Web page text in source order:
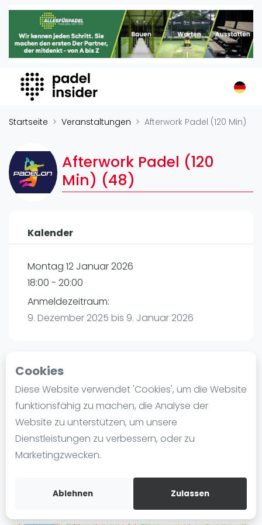
Cookies
Diese Website verwendet 'Cookies', um die Website
funktionsfähig zu machen, die Analyse der
Website zu unterstützen, um unsere
Dienstleistungen zu verbessern, oder zu
Marketingzwecken.
Ablehnen Zulassen
Padel Insider
Home
Organisationen
Buchungssysteme
Padel-Shops
Padelplatzbauer
Verschiedenes
Veranstaltungen
International
Ranking
Männer
Frauen
Blog
Die Geschichte von Padel
Regeln und Punktzählung
Padel Schläge
Video
Startseite Veranstaltungen Afterwork Padel (120 Min)
Afterwork Padel (120
Min) (48)
Kalender
Montag 12 Januar 2026
18:00 - 20:00
Anmeldezeitraum:
9. Dezember 2025 bis 9. Januar 2026
Playtomic (Abgesagt))
Padelon Essen | Essen
Worringstr. 250a
45289Essen
Routebeschrijving